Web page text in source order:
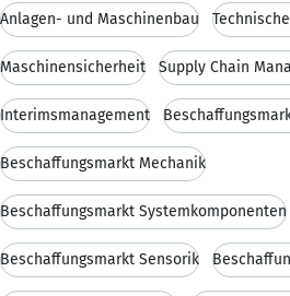
Anlagen- und Maschinenbau
Maschinensicherheit Supply Chain
Interimsmanagement
Beschaffungsmarkt Mechanik
Beschaffungsmarkt Systemkomponenten
Beschaffungsmarkt Sensorik